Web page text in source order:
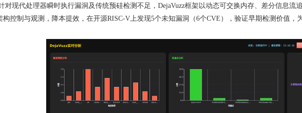
对现代处理器瞬时执行漏洞及传统预硅检测不足， DejaVuzz框架以动态可交换内存、差分信息流
构控制与观测，降本提效，在开源RISC-V上发现5个未知漏洞（6个CVE ），验证早期检测价值，